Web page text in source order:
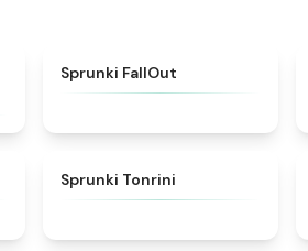
Sprunki FallOut
Sprunki Tonrini